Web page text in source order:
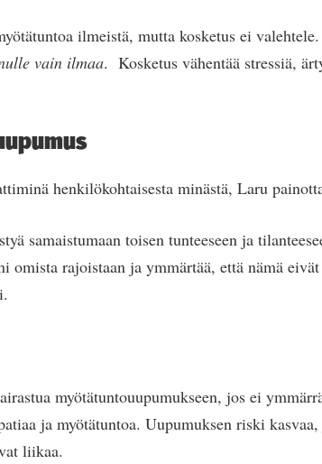
ilmeistä, mutta kosketus ei
vain ilmaa. Kosketus vähentää stressiä,
henkilökohtaisesta minästä, Laru
samaistumaan toisen tunteeseen ja
omista rajoistaan ja ymmärtää, että nämä
myötätuntouupumukseen, jos ei
ja myötätuntoa. Uupumuksen riski
liikaa.